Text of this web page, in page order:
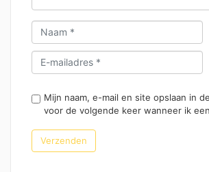
Mijn naam, e-mail en site opslaan in
voor de volgende keer wanneer ik